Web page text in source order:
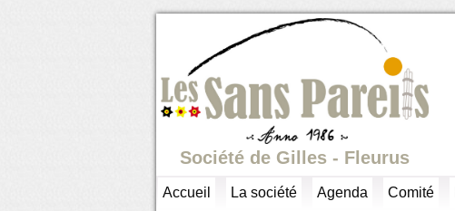
Société de Gilles - Fleurus
Accueil La société Agenda Comité